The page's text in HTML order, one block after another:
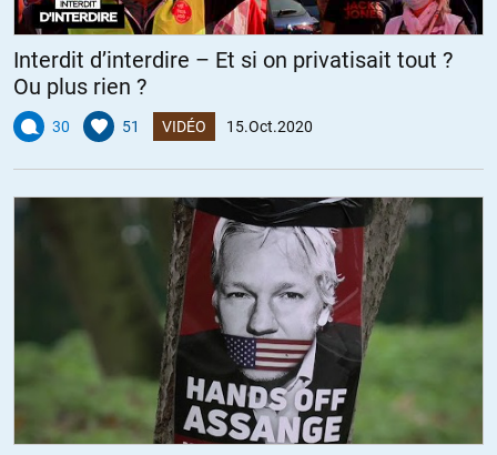
Interdit d’interdire – Et si on privatisait tout ?
Ou plus rien ?
30 51 VIDÉO 15.Oct.2020